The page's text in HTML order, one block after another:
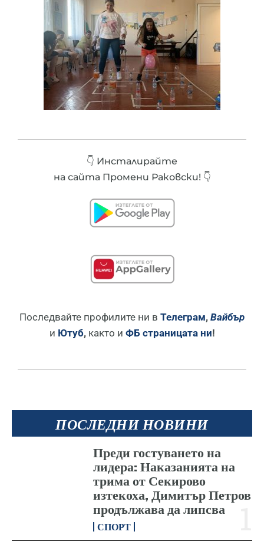
ПОСЛЕДНИ НОВИНИ
Преди гостуването на
лидера: Наказанията на
трима от Секирово
изтекоха, Димитър Петров
продължава да липсва
СПОРТ
👇 Инсталирайте
на сайта Промени Раковски! 👇
Последвайте профилите ни в Телеграм, Вайбър
и Ютуб, както и ФБ страницата ни!